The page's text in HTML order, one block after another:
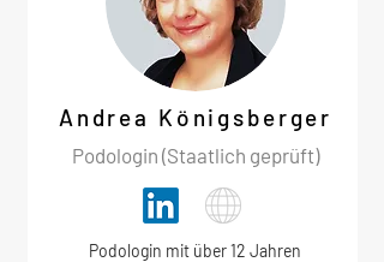
Andrea Königsberger
Podologin (Staatlich geprüft)
Podologin mit über 12 Jahren